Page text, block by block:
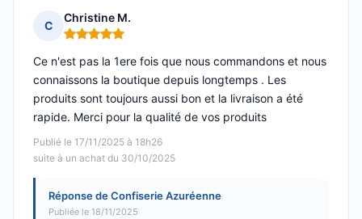
C
Christine M.
Note : 5 sur 5
Publié le 17/11/2025 à 18h26
suite à un achat du 30/10/2025
Ce n'est pas la 1ere fois que nous commandons et nous
connaissons la boutique depuis longtemps . Les
produits sont toujours aussi bon et la livraison a été
rapide. Merci pour la qualité de vos produits
Réponse de Confiserie Azuréenne
Publiée le 18/11/2025